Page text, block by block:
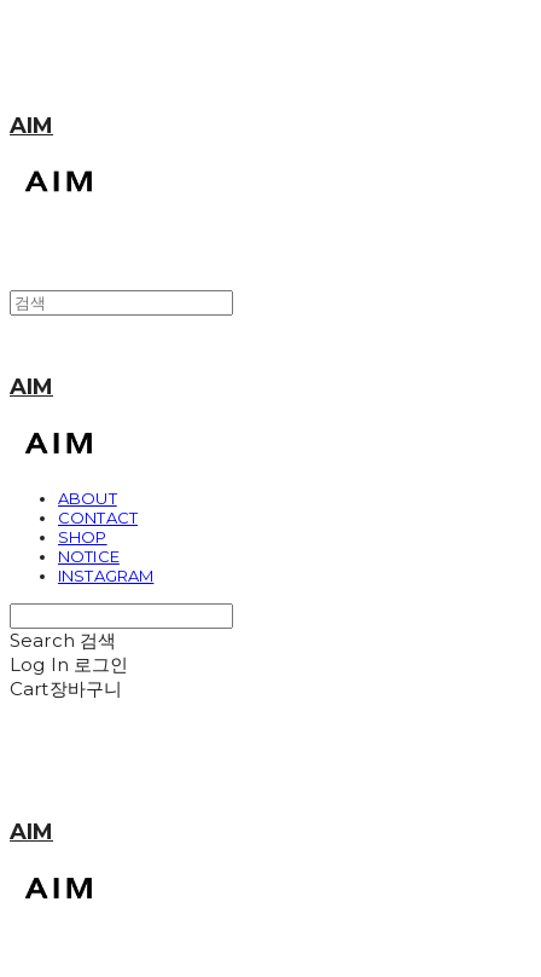
AIM
AIM
ABOUT
CONTACT
SHOP
NOTICE
INSTAGRAM
Search 검색
Log In 로그인
Cart장바구니
AIM